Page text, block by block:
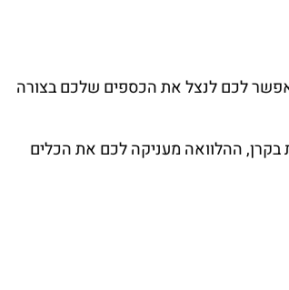
לכם לנצל את הכספים שלכם בצורה
בקרן, ההלוואה מעניקה לכם את הכלים